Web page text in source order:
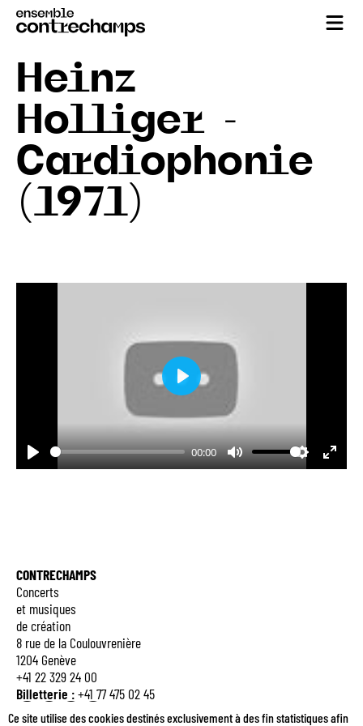
Ce site utilise des cookies destinés exclusivement à des fin statistiques afin
Heinz
Holliger -
Cardiophonie
(1971)
Play
00:00
Mute Settings
Enter
Play
CONTRECHAMPS
Concerts
et musiques
de création
8 rue de la Coulouvrenière
1204 Genève
+41 22 329 24 00
Billetterie :+41 77 475 02 45
QEMB